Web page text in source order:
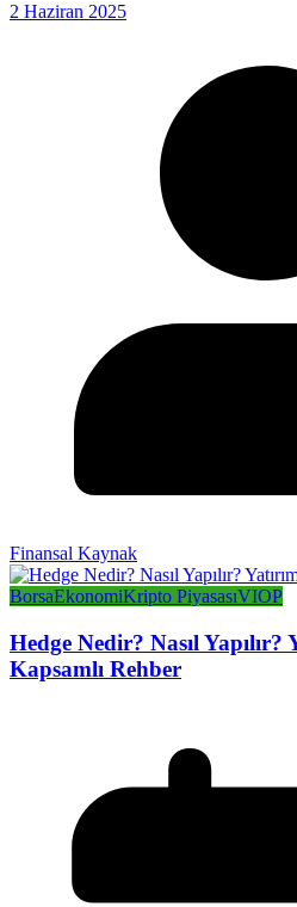
2 Haziran 2025
Finansal Kaynak
BorsaEkonomiKripto PiyasasıVIOP
Hedge Nedir? Nasıl Yapılır?
Kapsamlı Rehber